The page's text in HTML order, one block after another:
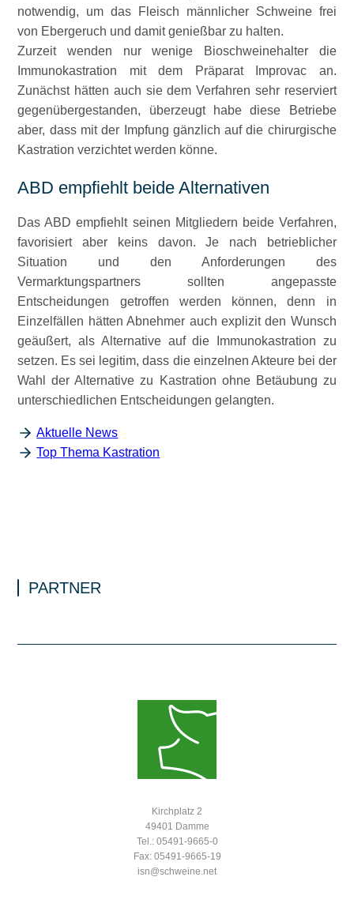
notwendig, um das Fleisch männlicher Schweine frei
von Ebergeruch und damit genießbar zu halten.
Zurzeit wenden nur wenige Bioschweinehalter die
Immunokastration mit dem Präparat Improvac an.
Zunächst hätten auch sie dem Verfahren sehr reserviert
gegenübergestanden, überzeugt habe diese Betriebe
aber, dass mit der Impfung gänzlich auf die chirurgische
Kastration verzichtet werden könne.
ABD empfiehlt beide Alternativen
Das ABD empfiehlt seinen Mitgliedern beide Verfahren,
favorisiert aber keins davon. Je nach betrieblicher
Situation und den Anforderungen des
Vermarktungspartners sollten angepasste
Entscheidungen getroffen werden können, denn in
Einzelfällen hätten Abnehmer auch explizit den Wunsch
geäußert, als Alternative auf die Immunokastration zu
setzen. Es sei legitim, dass die einzelnen Akteure bei der
Wahl der Alternative zu Kastration ohne Betäubung zu
unterschiedlichen Entscheidungen gelangten.
Aktuelle News
Top Thema Kastration
PARTNER
Kirchplatz 2
49401 Damme
Tel.: 05491-9665-0
Fax: 05491-9665-19
isn@schweine.net